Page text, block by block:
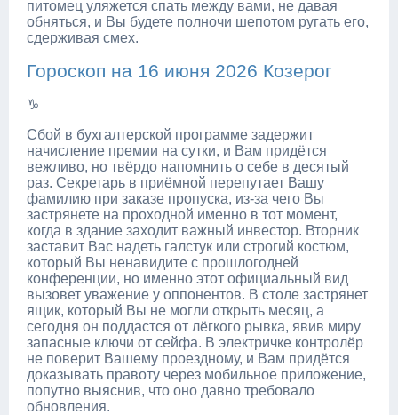
питомец уляжется спать между вами, не давая
обняться, и Вы будете полночи шепотом ругать его,
сдерживая смех.
Гороскоп на 16 июня 2026 Козерог
♑
Сбой в бухгалтерской программе задержит
начисление премии на сутки, и Вам придётся
вежливо, но твёрдо напомнить о себе в десятый
раз. Секретарь в приёмной перепутает Вашу
фамилию при заказе пропуска, из-за чего Вы
застрянете на проходной именно в тот момент,
когда в здание заходит важный инвестор. Вторник
заставит Вас надеть галстук или строгий костюм,
который Вы ненавидите с прошлогодней
конференции, но именно этот официальный вид
вызовет уважение у оппонентов. В столе застрянет
ящик, который Вы не могли открыть месяц, а
сегодня он поддастся от лёгкого рывка, явив миру
запасные ключи от сейфа. В электричке контролёр
не поверит Вашему проездному, и Вам придётся
доказывать правоту через мобильное приложение,
попутно выяснив, что оно давно требовало
обновления.